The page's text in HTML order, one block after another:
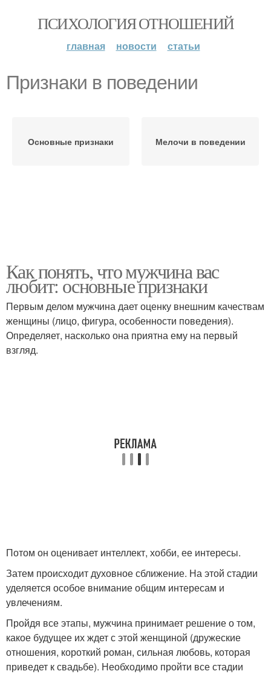
ПСИХОЛОГИЯ ОТНОШЕНИЙ
главная новости статьи
Признаки в поведении
Основные признаки Мелочи в поведении
Как понять, что мужчина вас
любит: основные признаки
Первым делом мужчина дает оценку внешним качествам
женщины (лицо, фигура, особенности поведения).
Определяет, насколько она приятна ему на первый
взгляд.
Потом он оценивает интеллект, хобби, ее интересы.
Затем происходит духовное сближение. На этой стадии
уделяется особое внимание общим интересам и
увлечениям.
Пройдя все этапы, мужчина принимает решение о том,
какое будущее их ждет с этой женщиной (дружеские
отношения, короткий роман, сильная любовь, которая
приведет к свадьбе). Необходимо пройти все стадии